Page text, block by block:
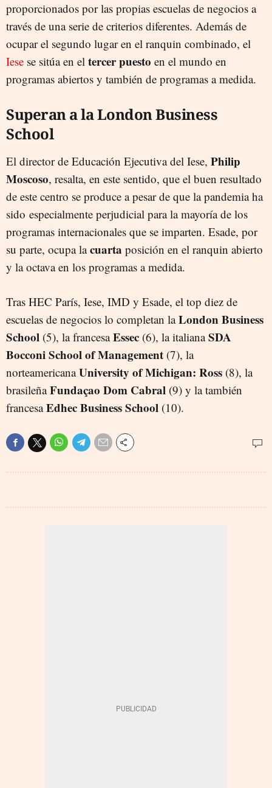
proporcionados por las propias escuelas de negocios a
través de una serie de criterios diferentes. Además de
ocupar el segundo lugar en el ranquin combinado, el
Iese se sitúa en el tercer puesto en el mundo en
programas abiertos y también de programas a medida.
Superan a la London Business
School
El director de Educación Ejecutiva del Iese, Philip
Moscoso, resalta, en este sentido, que el buen resultado
de este centro se produce a pesar de que la pandemia ha
sido especialmente perjudicial para la mayoría de los
programas internacionales que se imparten. Esade, por
su parte, ocupa lacuarta posición en el ranquin abierto
y la octava en los programas a medida.
Tras HEC París, Iese, IMD y Esade, el top diez de
escuelas de negocios lo completan laLondon Business
School (5), la francesaEssec (6), la italianaSDA
Bocconi School of Management (7), la
norteamericanaUniversity of Michigan: Ross (8), la
brasileñaFundaçao Dom Cabral (9) y la también
francesaEdhec Business School (10).